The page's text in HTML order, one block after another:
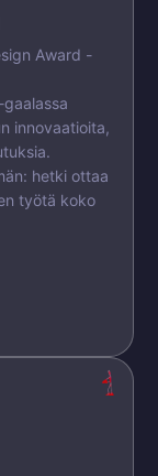
Award -
innovaatioita,
hetki ottaa
työtä koko